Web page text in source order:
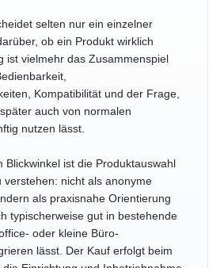
selten nur ein einzelner
ob ein Produkt wirklich
ist vielmehr das Zusammenspiel
Kompatibilität und der Frage,
auch von normalen
nutzen lässt.
Blickwinkel ist die Produktauswahl
verstehen: nicht als anonyme
als praxisnahe Orientierung
typischerweise gut in bestehende
oder kleine Büro-
lässt. Der Kauf erfolgt beim